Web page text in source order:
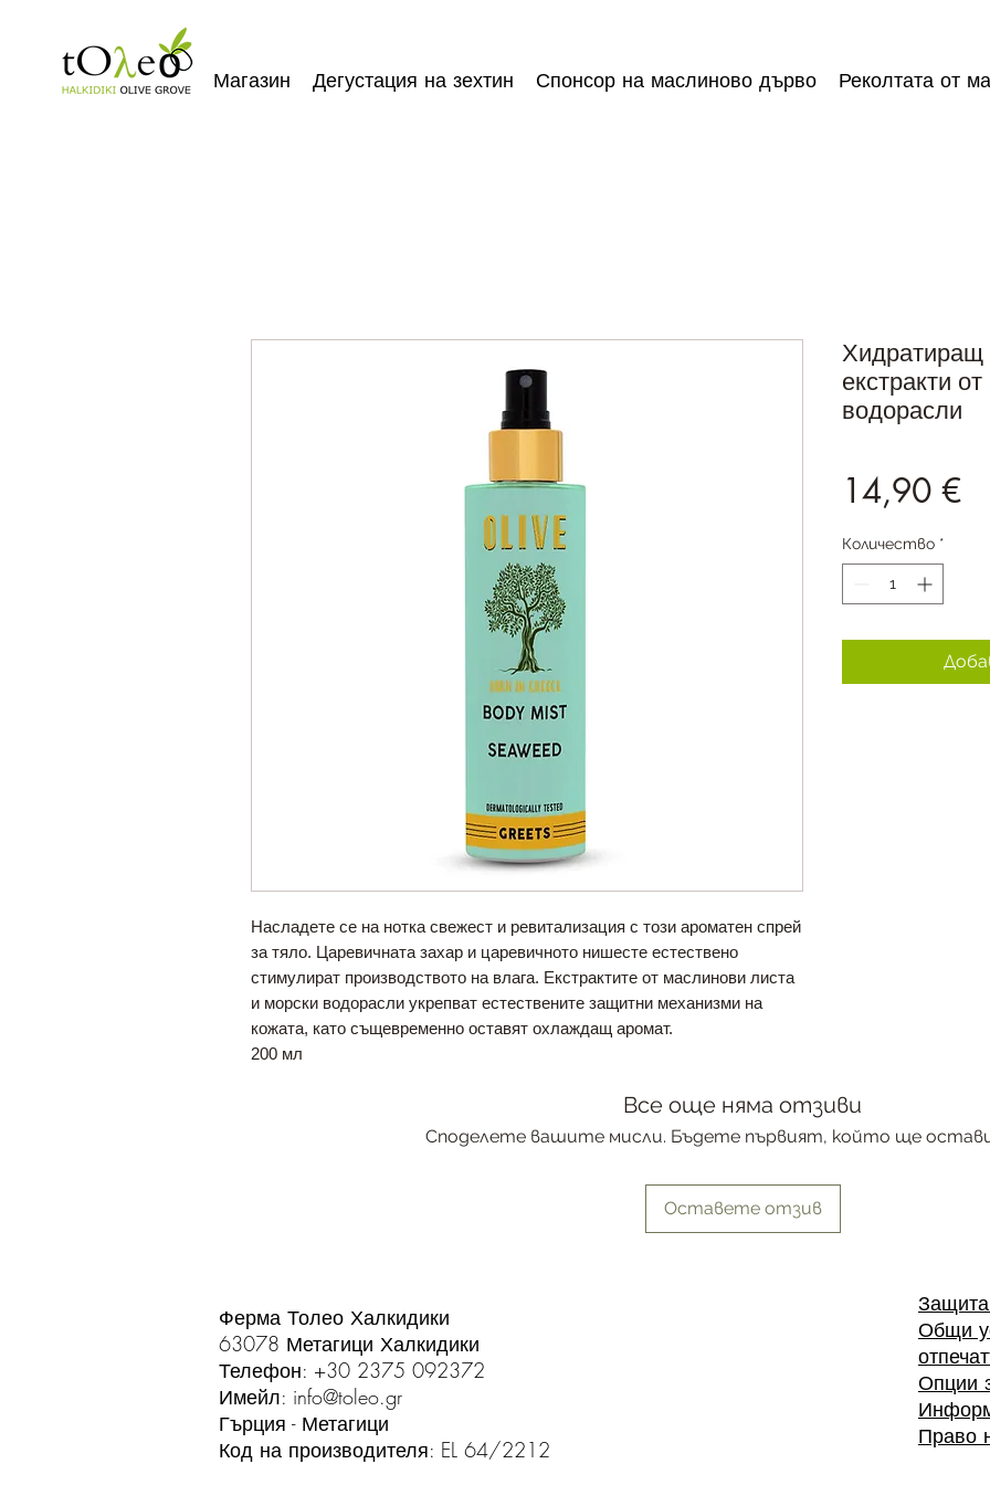
Магазин Дегустация на зехтин Спонсор на маслиново дърво Реколтата от
Насладете се на нотка свежест и ревитализация с този ароматен спрей
за тяло. Царевичната захар и царевичното нишесте естествено
стимулират производството на влага. Екстрактите от маслинови листа
и морски водорасли укрепват естествените защитни механизми на
кожата, като същевременно оставят охлаждащ аромат.
200 мл
Хидратиращ
екстракти
водорасли
14,90 €
Количество *
Все още няма отзиви
Споделете вашите мисли. Бъдете първият, който ще
Оставете отзив
Ферма Толео Халкидики
63078 Метагици Халкидики
Телефон: +30 2375 092372
Имейл: info@toleo.gr
Гърция - Метагици
Код на производителя: EL 64/2212
Общи
Опции
Право